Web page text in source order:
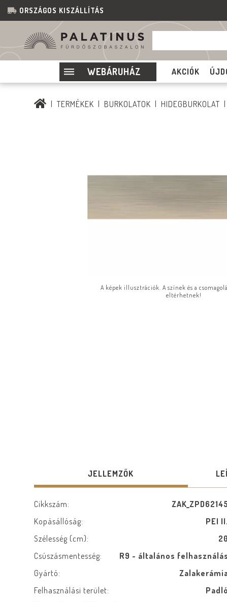
ORSZÁGOS KISZÁLLÍTÁS
WEBÁRUHÁZ AKCIÓK
TERMÉKEK BURKOLATOK HIDEGBURKOLAT
A képek illusztrációk. A színek és a
eltérhetnek!
JELLEMZŐK
Cikkszám: ZAK_ZPD62145
Kopásállóság:
PEI II.
Szélesség (cm):
20
Csúszásmentesség:
R9 - általános felhasználás
Gyártó:
Felhasználási terület:
Padló